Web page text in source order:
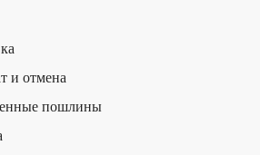
и отмена
пошлины